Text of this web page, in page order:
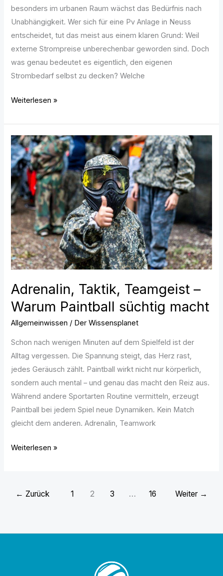
besonders im urbanen Raum wächst das Bedürfnis nach
Unabhängigkeit. Wer sich für eine Pv Anlage in Neuss
entscheidet, tut das meist aus einem klaren Grund: Weil
externe Strompreise unberechenbar geworden sind. Doch
was genau bedeutet es eigentlich, den eigenen
Strombedarf selbst zu decken? Welche
Weiterlesen »
Adrenalin, Taktik, Teamgeist –
Warum Paintball süchtig macht
Allgemeinwissen / Der Wissensplanet
Schon nach wenigen Minuten auf dem Spielfeld ist der
Alltag vergessen. Die Spannung steigt, das Herz rast,
jedes Geräusch zählt. Paintball wirkt nicht nur körperlich,
sondern auch mental – und genau das macht den Reiz aus.
Während andere Sportarten Routine vermitteln, erzeugt
Paintball bei jedem Spiel neue Dynamiken. Kein Match
gleicht dem anderen. Adrenalin, Teamwork
Adrenalin,
Taktik,
Teamgeist
–
Warum
Paintball
süchtig
macht
Weiterlesen »
← Zurück 1 2 3 … 16 Weiter →